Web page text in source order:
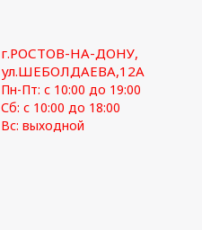
г.РОСТОВ-НА-ДОНУ,
ул.ШЕБОЛДАЕВА,12А
Пн-Пт: с 10:00 до 19:00
Сб: с 10:00 до 18:00
Вс: выходной